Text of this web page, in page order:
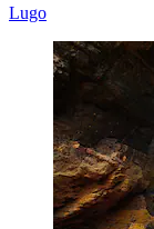
Lugo